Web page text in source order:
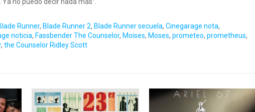
Runner, Blade Runner 2, Blade Runner secuela, Cinegarage nota,
noticia, Fassbender The Counselor, Moises, Moses, prometeo, prometheus,
, the Counselor Ridley Scott